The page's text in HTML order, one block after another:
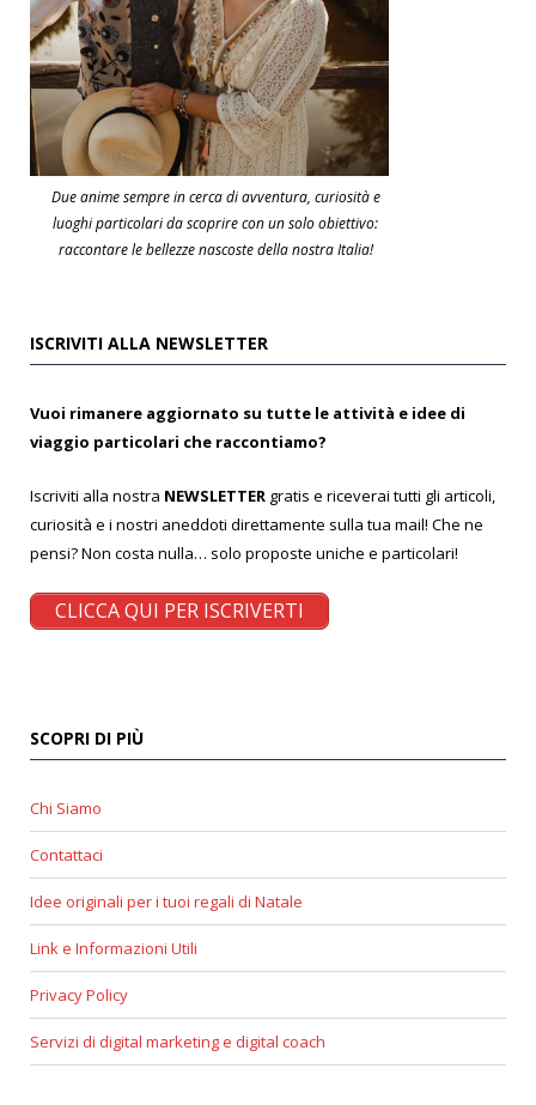
Due anime sempre in cerca di avventura, curiosità e
luoghi particolari da scoprire con un solo obiettivo:
raccontare le bellezze nascoste della nostra Italia!
ISCRIVITI ALLA NEWSLETTER
Vuoi rimanere aggiornato su tutte le attività e idee di
viaggio particolari che raccontiamo?
Iscriviti alla nostra NEWSLETTER gratis e riceverai tutti gli articoli,
curiosità e i nostri aneddoti direttamente sulla tua mail! Che ne
pensi? Non costa nulla… solo proposte uniche e particolari!
CLICCA QUI PER ISCRIVERTI
SCOPRI DI PIÙ
Chi Siamo
Contattaci
Idee originali per i tuoi regali di Natale
Link e Informazioni Utili
Privacy Policy
Servizi di digital marketing e digital coach